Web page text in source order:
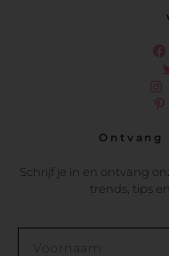
Ontvang
Schrijf je in en ontvang
trends, tips